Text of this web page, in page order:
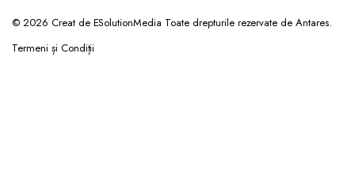
© 2026 Creat de ESolutionMedia Toate drepturile rezervate de Antares.
Termeni și Condiții